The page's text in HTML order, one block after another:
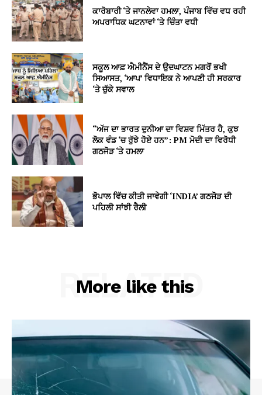
ਕਾਰੋਬਾਰੀ ‘ਤੇ ਜਾਨਲੇਵਾ ਹਮਲਾ, ਪੰਜਾਬ ਵਿੱਚ ਵਧ ਰਹੀ
ਅਪਰਾਧਿਕ ਘਟਨਾਵਾਂ ‘ਤੇ ਚਿੰਤਾ ਵਧੀ
ਸਕੂਲ ਆਫ਼ ਐਮੀਨੈਂਸ ਦੇ ਉਦਘਾਟਨ ਮਗਰੋਂ ਭਖੀ
ਸਿਆਸਤ, ‘ਆਪ’ ਵਿਧਾਇਕ ਨੇ ਆਪਣੀ ਹੀ ਸਰਕਾਰ
‘ਤੇ ਚੁੱਕੇ ਸਵਾਲ
“ਅੱਜ ਦਾ ਭਾਰਤ ਦੁਨੀਆ ਦਾ ਵਿਸ਼ਵ ਮਿੱਤਰ ਹੈ, ਕੁਝ
ਲੋਕ ਵੰਡ ‘ਚ ਰੁੱਝੇ ਹੋਏ ਹਨ”: PM ਮੋਦੀ ਦਾ ਵਿਰੋਧੀ
ਗਠਜੋੜ ‘ਤੇ ਹਮਲਾ
ਭੋਪਾਲ ਵਿੱਚ ਕੀਤੀ ਜਾਵੇਗੀ ‘INDIA’ ਗਠਜੋੜ ਦੀ
ਪਹਿਲੀ ਸਾਂਝੀ ਰੈਲੀ
More like this
RELATED